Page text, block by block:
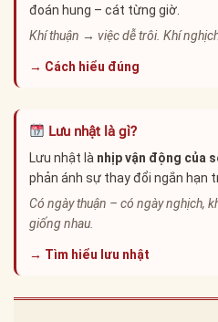
đoán hung – cát từng giờ.
Khí thuận → việc dễ trôi. Khí
→ Cách hiểu đúng
Lưu nhật là gì?
Lưu nhật là nhịp vận động của
phản ánh sự thay đổi ngắn hạn
Có ngày thuận – có ngày nghịch,
giống nhau.
→ Tìm hiểu lưu nhật